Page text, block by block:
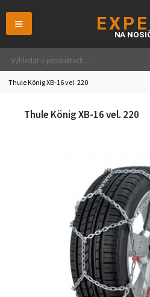
≡
Thule König XB-16 vel. 220
Thule König XB-16 vel. 220